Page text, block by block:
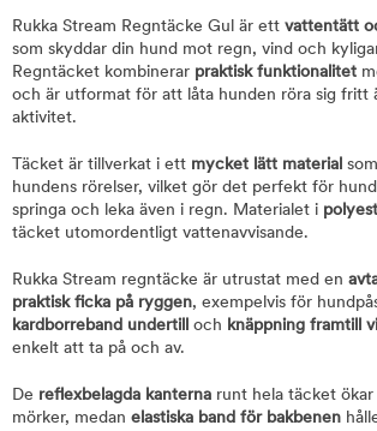
Rukka Stream Regntäcke Gul är ett vattentätt
som skyddar din hund mot regn, vind och
Regntäcket kombinerar praktisk funktionalitet
och är utformat för att låta hunden röra sig fritt
aktivitet.
Täcket är tillverkat i ett mycket lätt material
hundens rörelser, vilket gör det perfekt för
springa och leka även i regn. Materialet i
täcket utomordentligt vattenavvisande.
Rukka Stream regntäcke är utrustat med en
praktisk ficka på ryggen, exempelvis för
kardborreband undertill och knäppning framtill
enkelt att ta på och av.
De reflexbelagda kanterna runt hela täcket
mörker, medan elastiska band för bakbenen